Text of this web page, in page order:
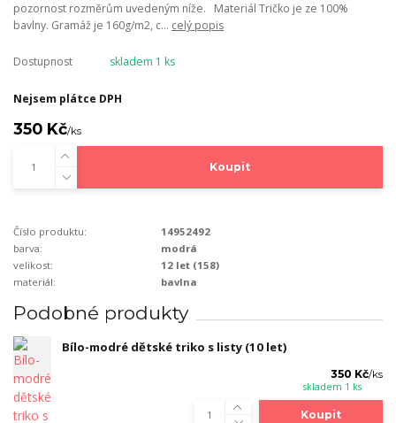
pozornost rozměrům uvedeným níže. Materiál Tričko je ze 100%
bavlny. Gramáž je 160g/m2, c... celý popis
Dostupnost skladem 1 ks
Nejsem plátce DPH
350 Kč/ks
Koupit
Číslo produktu:
14952492
barva:
modrá
velikost:
12 let (158)
materiál:
bavlna
Podobné produkty
Bílo-modré dětské triko s listy (10 let)
350 Kč/ks
skladem 1 ks
Koupit